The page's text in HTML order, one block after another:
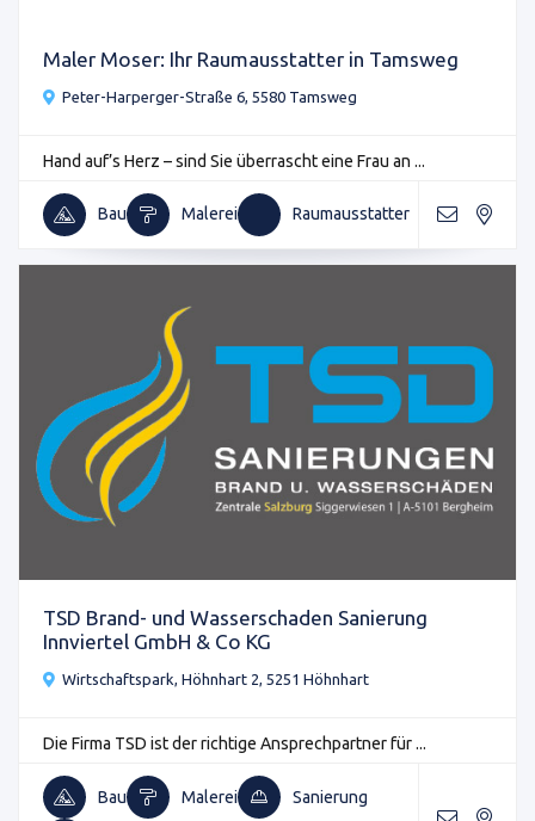
Maler Moser: Ihr Raumausstatter in Tamsweg
Peter-Harperger-Straße 6, 5580 Tamsweg
Hand auf’s Herz – sind Sie überrascht eine Frau an ...
Bau Malerei Raumausstatter
TSD Brand- und Wasserschaden Sanierung
Innviertel GmbH & Co KG
Wirtschaftspark, Höhnhart 2, 5251 Höhnhart
Die Firma TSD ist der richtige Ansprechpartner für ...
Bau Malerei Sanierung